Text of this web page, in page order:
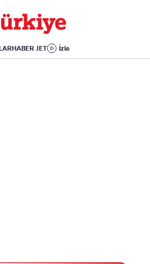
HABER JET İzle
Kitap